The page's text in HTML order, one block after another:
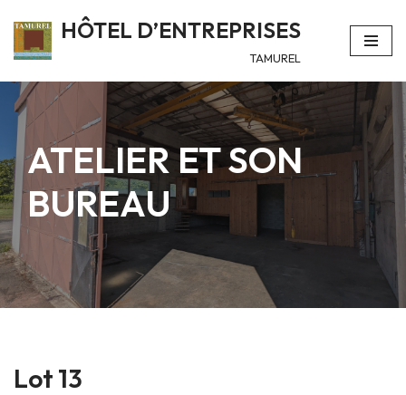
Aller
contenu
HÔTEL D’ENTREPRISES
TAMUREL
ATELIER ET SON
BUREAU
Lot 13